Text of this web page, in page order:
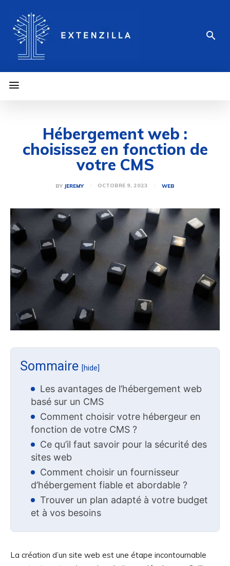
Hébergement web :
choisissez en fonction de
votre CMS
BY JEREMY OCTOBRE 9, 2023 WEB
Sommaire [hide]
Les avantages de l’hébergement web
basé sur un CMS
Comment choisir votre hébergeur en
fonction de votre CMS ?
Ce qu’il faut savoir pour la sécurité des
sites web
Comment choisir un fournisseur
d’hébergement fiable et abordable ?
Trouver un plan adapté à votre budget
et à vos besoins
La création d’un site web est une étape incontournable